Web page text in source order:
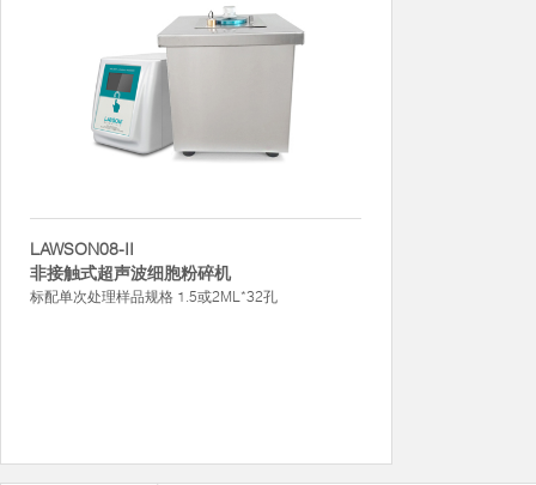
LAWSON08-II
非接触式超声波细胞粉碎机
标配单次处理样品规格 1.5或2ML*32孔